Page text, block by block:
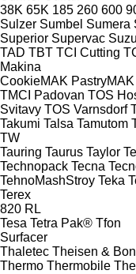
38K 65K 185 260 600
Sulzer Sumbel Sumera
Superior Supervac
TAD TBT TCI Cutting
Makina
CookieMAK PastryMAK
TMCI Padovan TOS
Svitavy TOS Varnsdorf
Takumi Talsa Tamutom
TW
Tauring Taurus Taylor
Technopack Tecna
TehnoMashStroy Teka
Terex
820 RL
Tesa Tetra Pak® Tfon
Surfacer
Thaletec Theisen &
Thermo Thermobile